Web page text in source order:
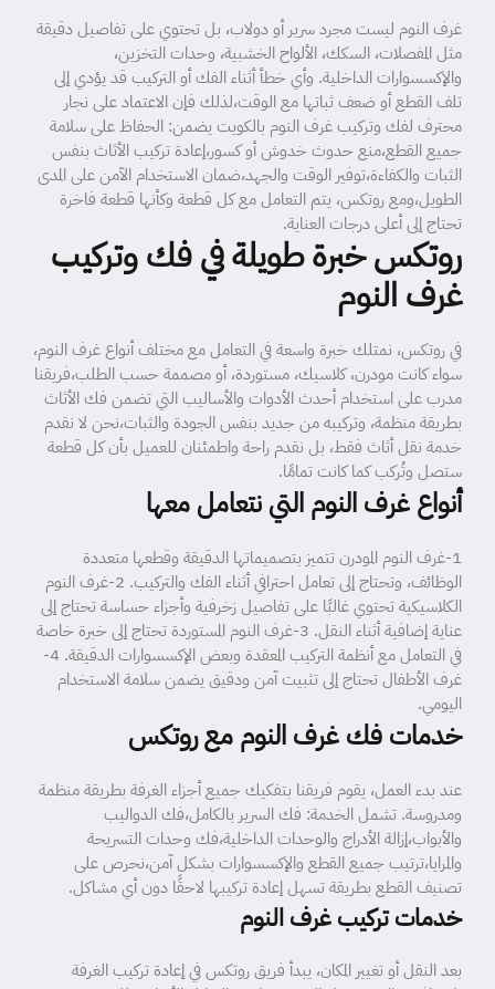
غرف النوم ليست مجرد سرير أو دولاب، بل تحتوي على تفاصيل دقيقة
مثل المفصلات، السكك، الألواح الخشبية، وحدات التخزين،
والإكسسوارات الداخلية. وأي خطأ أثناء الفك أو التركيب قد يؤدي إلى
تلف القطع أو ضعف ثباتها مع الوقت،لذلك فإن الاعتماد على نجار
محترف لفك وتركيب غرف النوم بالكويت يضمن: الحفاظ على سلامة
جميع القطع،منع حدوث خدوش أو كسور،إعادة تركيب الأثاث بنفس
الثبات والكفاءة،توفير الوقت والجهد،ضمان الاستخدام الآمن على المدى
الطويل،ومع روتكس، يتم التعامل مع كل قطعة وكأنها قطعة فاخرة
تحتاج إلى أعلى درجات العناية.
روتكس خبرة طويلة في فك وتركيب
غرف النوم
في روتكس، نمتلك خبرة واسعة في التعامل مع مختلف أنواع غرف النوم،
سواء كانت مودرن، كلاسيك، مستوردة، أو مصممة حسب الطلب،فريقنا
مدرب على استخدام أحدث الأدوات والأساليب التي تضمن فك الأثاث
بطريقة منظمة، وتركيبه من جديد بنفس الجودة والثبات،نحن لا نقدم
خدمة نقل أثاث فقط، بل نقدم راحة واطمئنان للعميل بأن كل قطعة
ستصل وتُركب كما كانت تمامًا.
أنواع غرف النوم التي نتعامل معها
1-غرف النوم المودرن تتميز بتصميماتها الدقيقة وقطعها متعددة
الوظائف، وتحتاج إلى تعامل احترافي أثناء الفك والتركيب. 2-غرف النوم
الكلاسيكية تحتوي غالبًا على تفاصيل زخرفية وأجزاء حساسة تحتاج إلى
عناية إضافية أثناء النقل. 3-غرف النوم المستوردة تحتاج إلى خبرة خاصة
في التعامل مع أنظمة التركيب المعقدة وبعض الإكسسوارات الدقيقة. 4-
غرف الأطفال تحتاج إلى تثبيت آمن ودقيق يضمن سلامة الاستخدام
اليومي.
خدمات فك غرف النوم مع روتكس
عند بدء العمل، يقوم فريقنا بتفكيك جميع أجزاء الغرفة بطريقة منظمة
ومدروسة. تشمل الخدمة: فك السرير بالكامل،فك الدواليب
والأبواب،إزالة الأدراج والوحدات الداخلية،فك وحدات التسريحة
والمرايا،ترتيب جميع القطع والإكسسوارات بشكل آمن،نحرص على
تصنيف القطع بطريقة تسهل إعادة تركيبها لاحقًا دون أي مشاكل.
خدمات تركيب غرف النوم
بعد النقل أو تغيير المكان، يبدأ فريق روتكس في إعادة تركيب الغرفة